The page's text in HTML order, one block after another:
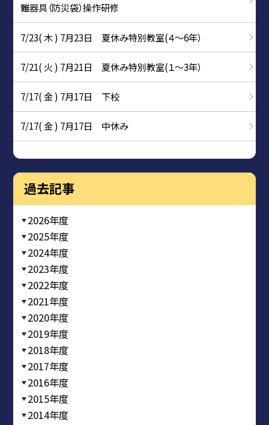
難器具（防災袋）操作研修
7/23( 木 ) 7月23日 夏休み特別教室(４～6年）
7/21( 火 ) 7月21日 夏休み特別教室(１～3年）
7/17( 金 ) 7月17日 下校
7/17( 金 ) 7月17日 中休み
過去記事
2026年度
2025年度
2024年度
2023年度
2022年度
2021年度
2020年度
2019年度
2018年度
2017年度
2016年度
2015年度
2014年度